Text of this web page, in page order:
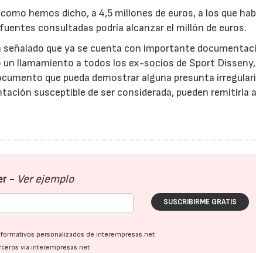
hemos dicho, a 4,5 millones de euros, a los que
consultadas podría alcanzar el millón de euros.
señalado que ya se cuenta con importante
llamamiento a todos los ex-socios de Sport Disseny,
que pueda demostrar alguna presunta
susceptible de ser considerada, pueden remitirla
- Ver ejemplo
SUSCRIBIRME GRATIS
personalizados de interempresas.net
vía interempresas.net
23/07/2026